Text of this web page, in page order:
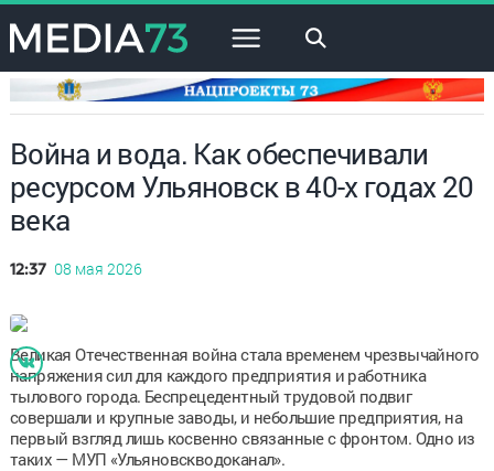
×
Война и вода. Как обеспечивали
ресурсом Ульяновск в 40-х годах 20
века
12:37 08 мая 2026
Великая Отечественная война стала временем чрезвычайного
напряжения сил для каждого предприятия и работника
тылового города. Беспрецедентный трудовой подвиг
совершали и крупные заводы, и небольшие предприятия, на
первый взгляд лишь косвенно связанные с фронтом. Одно из
таких — МУП «Ульяновскводоканал».